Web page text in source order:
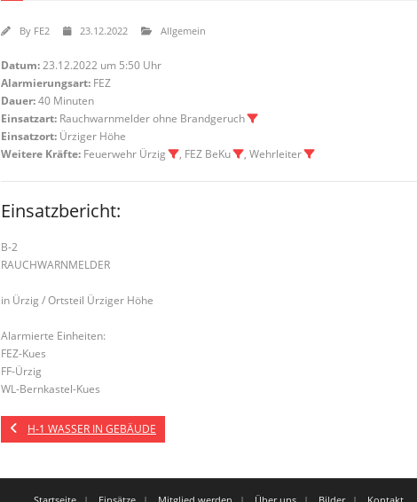
By FE2 23.12.2022 Allgemein
Datum:23.12.2022 um 5:50 Uhr
Alarmierungsart: FEZ
Dauer:40 Minuten
Einsatzart: Rauchwarnmelder ohne Brandgeruch
Einsatzort: Ürziger Höhe
Weitere Kräfte: Feuerwehr Ürzig , FEZ BeKu , Wehrleiter
Einsatzbericht:
B-2
RAUCHWARNMELDER
in Ürzig / Ortsteil Ürziger Höhe
Alarmierte Einheiten:
FEZ-Kues
FF-Ürzig
WL-Bernkastel-Kues
H-1 WASSER IN GEBÄUDE